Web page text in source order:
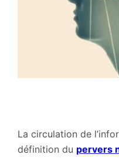
La circulation de
définition du pervers